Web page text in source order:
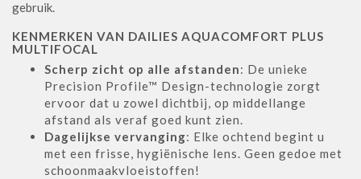
gebruik.
KENMERKEN VAN DAILIES AQUACOMFORT PLUS
MULTIFOCAL
Scherp zicht op alle afstanden: De unieke
Precision Profile™ Design-technologie zorgt
ervoor dat u zowel dichtbij, op middellange
afstand als veraf goed kunt zien.
Dagelijkse vervanging: Elke ochtend begint u
met een frisse, hygiënische lens. Geen gedoe met
schoonmaakvloeistoffen!